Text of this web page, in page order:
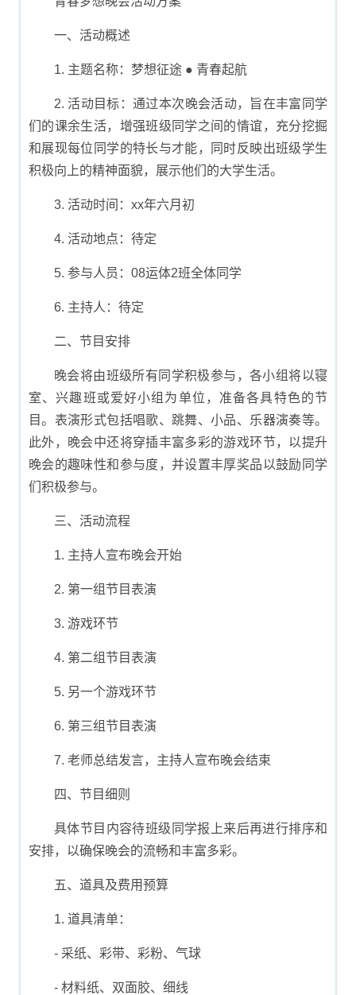
一、活动概述
1. 主题名称：梦想征途 ● 青春起航
2. 活动目标：通过本次晚会活动，旨在丰富同学
们的课余生活，增强班级同学之间的情谊，充分挖掘
和展现每位同学的特长与才能，同时反映出班级学生
积极向上的精神面貌，展示他们的大学生活。
3. 活动时间：xx年六月初
4. 活动地点：待定
5. 参与人员：08运体2班全体同学
6. 主持人：待定
二、节目安排
晚会将由班级所有同学积极参与，各小组将以寝
室、兴趣班或爱好小组为单位，准备各具特色的节
目。表演形式包括唱歌、跳舞、小品、乐器演奏等。
此外，晚会中还将穿插丰富多彩的游戏环节，以提升
晚会的趣味性和参与度，并设置丰厚奖品以鼓励同学
们积极参与。
三、活动流程
1. 主持人宣布晚会开始
2. 第一组节目表演
3. 游戏环节
4. 第二组节目表演
5. 另一个游戏环节
6. 第三组节目表演
7. 老师总结发言，主持人宣布晚会结束
四、节目细则
具体节目内容待班级同学报上来后再进行排序和
安排，以确保晚会的流畅和丰富多彩。
五、道具及费用预算
1. 道具清单：
- 采纸、彩带、彩粉、气球
- 材料纸、双面胶、细线